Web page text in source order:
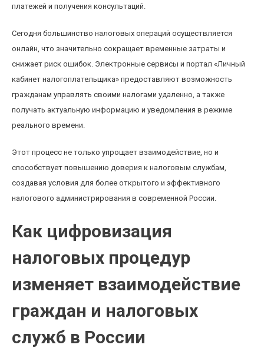
платежей и получения консультаций.
Сегодня большинство налоговых операций осуществляется
онлайн, что значительно сокращает временные затраты и
снижает риск ошибок. Электронные сервисы и портал «Личный
кабинет налогоплательщика» предоставляют возможность
гражданам управлять своими налогами удаленно, а также
получать актуальную информацию и уведомления в режиме
реального времени.
Этот процесс не только упрощает взаимодействие, но и
способствует повышению доверия к налоговым службам,
создавая условия для более открытого и эффективного
налогового администрирования в современной России.
Как цифровизация
налоговых процедур
изменяет взаимодействие
граждан и налоговых
служб в России